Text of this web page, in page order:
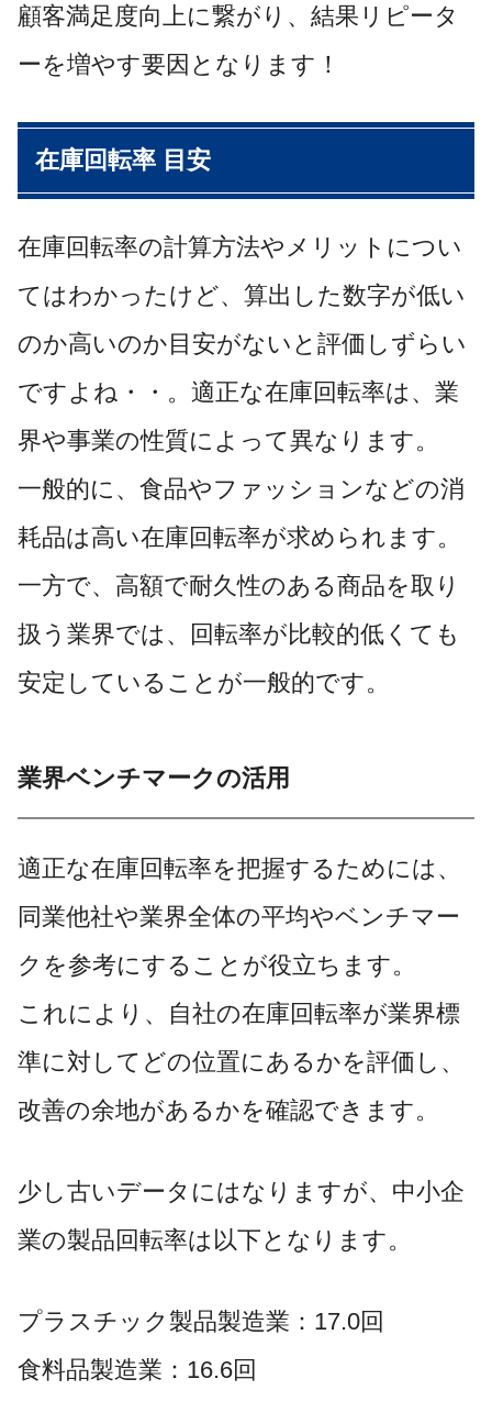
顧客満足度向上に繋がり、結果リピータ
ーを増やす要因となります！
在庫回転率 目安
在庫回転率の計算方法やメリットについ
てはわかったけど、算出した数字が低い
のか高いのか目安がないと評価しずらい
ですよね・・。 適正な在庫回転率は、業
界や事業の性質によって異なります。
一般的に、食品やファッションなどの消
耗品は高い在庫回転率が求められます。
一方で、高額で耐久性のある商品を取り
扱う業界では、回転率が比較的低くても
安定していることが一般的です。
業界ベンチマークの活用
適正な在庫回転率を把握するためには、
同業他社や業界全体の平均やベンチマー
クを参考にすることが役立ちます。
これにより、自社の在庫回転率が業界標
準に対してどの位置にあるかを評価し、
改善の余地があるかを確認できます。
少し古いデータにはなりますが、中小企
業の製品回転率は以下となります。
プラスチック製品製造業：17.0回
食料品製造業：16.6回